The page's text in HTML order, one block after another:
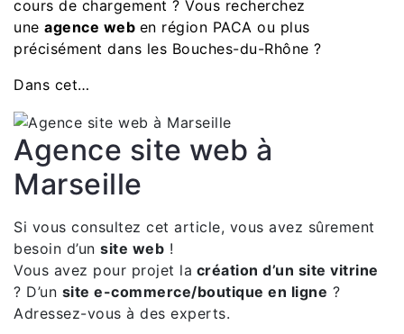
cours de chargement ? Vous recherchez
une agence web en région PACA ou plus
précisément dans les Bouches-du-Rhône ?
Dans cet…
Agence site web à
Marseille
Si vous consultez cet article, vous avez sûrement
besoin d’un site web !
Vous avez pour projet la création d’un site vitrine
? D’un site e-commerce/boutique en ligne ?
Adressez-vous à des experts.